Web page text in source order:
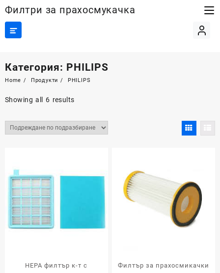
Skip
content
Филтри за прахосмукачка
Категория: PHILIPS
Home Продукти PHILIPS
Showing all 6 results
HEPA филтър к-т с
Филтър за прахосмикачки